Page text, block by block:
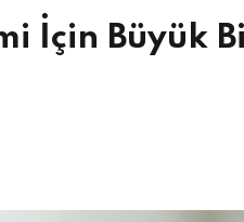
İçin Büyük
Don’t have an account? Sign